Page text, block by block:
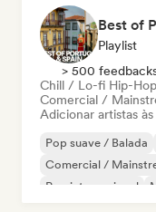
Best of
Playlist
> 500
Chill / Lo-fi Hip-Hop
Comercial /
Adicionar artistas
Pop suave / Balada
Comercial /
Pop internacional